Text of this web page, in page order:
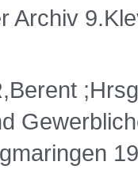
Archiv